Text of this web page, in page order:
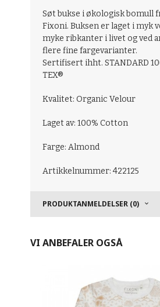
Søt bukse i økologisk bomull
Fixoni. Buksen er laget i myk
myke ribkanter i livet og ved
flere fine fargevarianter.
Sertifisert ihht. STANDARD
TEX®
Kvalitet: Organic Velour
Laget av: 100% Cotton
Farge: Almond
Artikkelnummer: 422125
PRODUKTANMELDELSER (0)
VI ANBEFALER OGSÅ